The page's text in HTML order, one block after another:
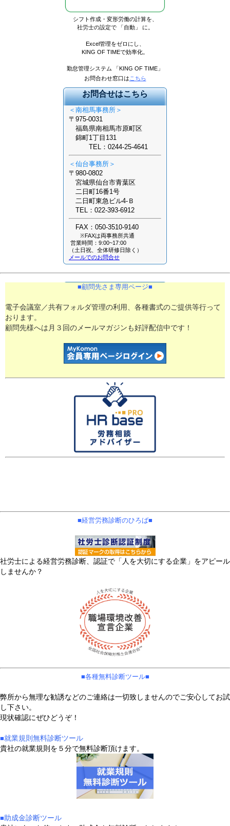
シフト作成・変形労働の計算を
社労士の設定で 「自動」 に。
Excel管理をゼロにし、
KING OF TIMEで効率化。
勤怠管理システム 「KING OF TIME」
お問合わせ窓口は こちら
お問合せはこちら
＜南相馬事務所＞
〒975-0031
福島県南相馬市原町区
錦町1丁目131
TEL：0244-25-4641
＜仙台事務所＞
〒980-0802
宮城県仙台市青葉区
二日町16番1号
二日町東急ビル4-Ｂ
TEL：022-393-6912
FAX：050-3510-9140
※FAXは両事務所共通
営業時間：9:00~17:00
（土日祝、全体研修日除く）
メールでのお問合せ
■​顧問先さま専用ページ■​
電子会議室／共有フォルダ管理の利用、各種書式のご提供等行って
おります。
顧問先様へは月３回のメールマガジンも好評配信中です！
■経営労務診断のひろば■
社労士による経営労務診断、認証で「人を大切にする企業」をアピール
しませんか？
■​各種無料診断ツール■
弊所から無理な勧誘などのご連絡は一切致しませんのでご安心してお試
し下さい。
現状確認にぜひどうぞ！
■​就業規則無料診断ツール
貴社の就業規則を５分で無料診断頂けます。
■​助成金診断ツール